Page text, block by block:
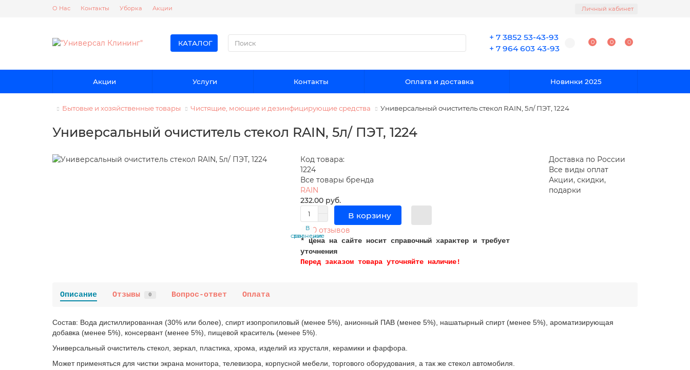
О Нас Контакты Уборка Акции Личный кабинет
КАТАЛОГ
+ 7 3852 53-43-93
+ 7 964 603 43-93
0 0 0
Акции Услуги Контакты Оплата и доставка Новинки 2025
Бытовые и хозяйственные товары Чистящие, моющие и дезинфицирующие средства Универсальный очиститель стекол RAIN, 5л/ ПЭТ, 1224
Универсальный очиститель стекол RAIN, 5л/ ПЭТ, 1224
Код товара:
1224
Все товары бренда
RAIN
232.00 руб.
В корзину
В
закладки
В
сравнение
0 отзывов
* Цена на сайте носит справочный характер и требует
уточнения
Перед заказом товара уточняйте наличие!
Доставка по России
Все виды оплат
Акции, скидки,
подарки
Описание Отзывы 0 Вопрос-ответ Оплата
Состав: Вода дистиллированная (30% или более), спирт изопропиловый (менее 5%), анионный ПАВ (менее 5%), нашатырный спирт (менее 5%), ароматизирующая
добавка (менее 5%), консервант (менее 5%), пищевой краситель (менее 5%).
Универсальный очиститель стекол, зеркал, пластика, хрома, изделий из хрусталя, керамики и фарфора.
Может применяться для чистки экрана монитора, телевизора, корпусной мебели, торгового оборудования, а так же стекол автомобиля.